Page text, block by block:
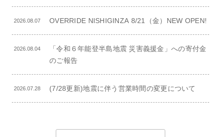
2026.08.07 OVERRIDE NISHIGINZA 8/21（金）NEW OPEN!
2026.08.04
「令和６年能登半島地震 災害義援金」への寄付金
のご報告
2026.07.28 (7/28更新)地震に伴う営業時間の変更について